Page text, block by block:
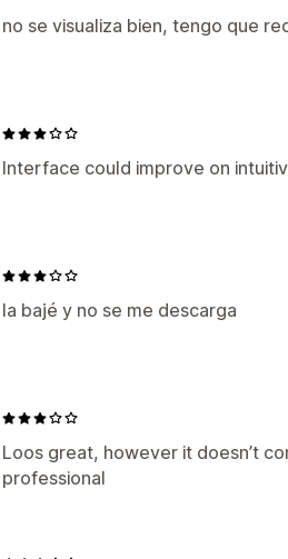
no se visualiza bien, tengo que
Interface could improve on
la bajé y no se me descarga
Loos great, however it doesn’t
professional